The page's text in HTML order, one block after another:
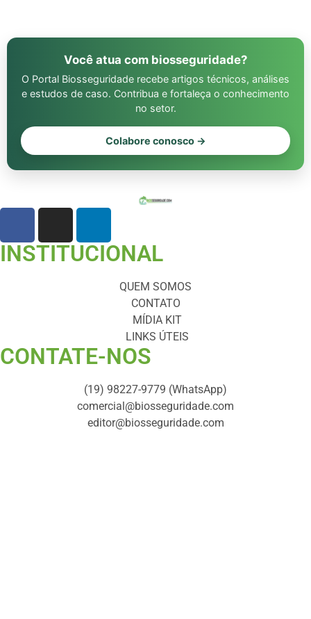
Você atua com biosseguridade?
O Portal Biosseguridade recebe artigos técnicos, análises
e estudos de caso. Contribua e fortaleça o conhecimento
no setor.
Colabore conosco →
INSTITUCIONAL
QUEM SOMOS
CONTATO
MÍDIA KIT
LINKS ÚTEIS
CONTATE-NOS ​
(19) 98227-9779 (WhatsApp)
comercial@biosseguridade.com
editor@biosseguridade.com